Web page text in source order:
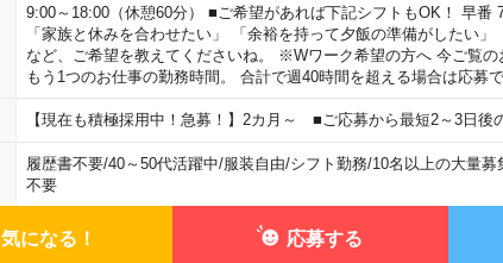
9:00～18:00（休憩60分） ■ご希望があれば下記シフトもOK！ 早番
「家族と休みを合わせたい」 「余裕を持って夕飯の準備がしたい」
など、ご希望を教えてくださいね。 ※Wワーク希望の方へ 今ご覧の
もう1つのお仕事の勤務時間。 合計で週40時間を超える場合は応募で
【現在も積極採用中！急募！】2カ月～ ■ご応募から最短2～3日後
履歴書不要/40～50代活躍中/服装自由/シフト勤務/10名以上の大量募
不要
気になる！ 応募する